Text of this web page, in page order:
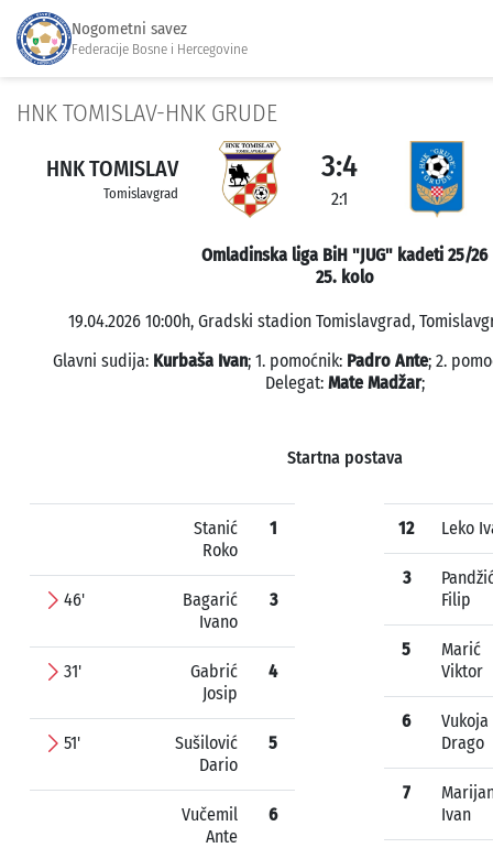
Nogometni savez
Federacije Bosne i Hercegovine
HNK TOMISLAV-HNK GRUDE
HNK TOMISLAV
Tomislavgrad
3:4
2:1
Omladinska liga BiH "JUG" kadeti 25/26
25. kolo
19.04.2026 10:00h, Gradski stadion Tomislavgrad,
Glavni sudija: Kurbaša Ivan; 1. pomoćnik: Padro Ante; 2.
Delegat: Mate Madžar;
Startna postava
Stanić
Roko
1
46'
Bagarić
Ivano
3
31'
Gabrić
Josip
4
51'
Sušilović
Dario
5
Vučemil
Ante
6
12 Leko
3
Filip
5
Marić
Viktor
6
Vukoja
Drago
7
Ivan